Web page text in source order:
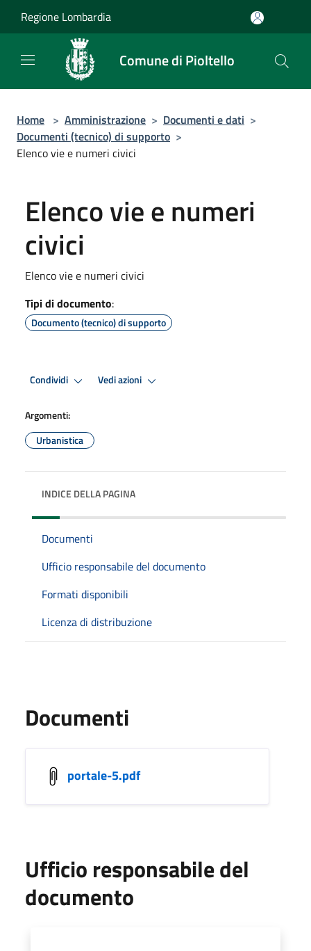
Regione Lombardia
Comune di Pioltello
Home > Amministrazione > Documenti e dati >
Documenti (tecnico) di supporto >
Elenco vie e numeri civici
Elenco vie e numeri
civici
Elenco vie e numeri civici
Tipi di documento:
Documento (tecnico) di supporto
Condividi Vedi azioni
Argomenti:
Urbanistica
INDICE DELLA PAGINA
Documenti
Ufficio responsabile del documento
Formati disponibili
Licenza di distribuzione
Documenti
portale-5.pdf
Ufficio responsabile del
documento